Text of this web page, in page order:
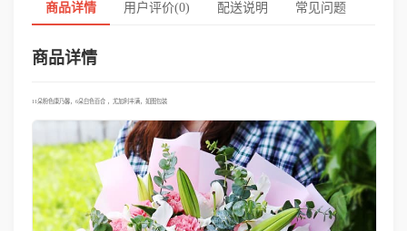
商品详情 用户评价(0) 配送说明 常见问题
商品详情
11朵粉色康乃馨，6朵白色百合 ，尤加利丰满，如图包装